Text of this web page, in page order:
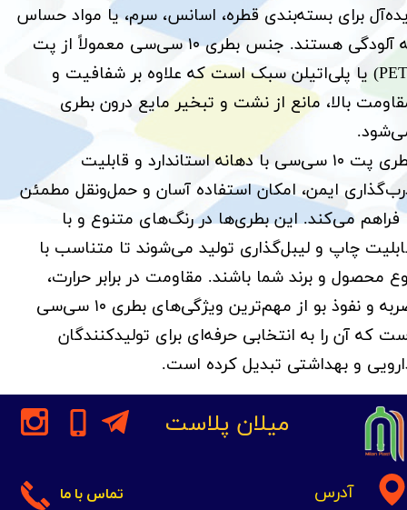
برای بسته‌بندی قطره، اسانس، سرم، یا مواد حساس
به آلودگی هستند. جنس بطری ۱۰ سی‌سی معمولاً از پت
(PET) یا پلی‌اتیلن سبک است که علاوه بر شفافیت و
بالا، مانع از نشت و تبخیر مایع درون بطری
بطری پت ۱۰ سی‌سی با دهانه استاندارد و قابلیت
ایمن، امکان استفاده آسان و حمل‌ونقل مطمئن
فراهم می‌کند. این بطری‌ها در رنگ‌های متنوع و با
چاپ و لیبل‌گذاری تولید می‌شوند تا متناسب با
محصول و برند شما باشند. مقاومت در برابر حرارت،
ضربه و نفوذ بو از مهم‌ترین ویژگی‌های بطری ۱۰ سی‌سی
که آن را به انتخابی حرفه‌ای برای تولیدکنندگان
و بهداشتی تبدیل کرده است.
تماس با ما
میلان پلاست
آدرس